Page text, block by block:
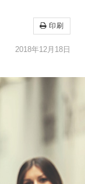
印刷
2018年12月18日